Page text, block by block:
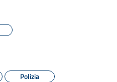
Polizia